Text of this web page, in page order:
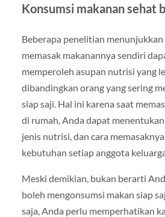
Konsumsi makanan sehat
Beberapa penelitian
memasak makanannya sendiri
memperoleh asupan nutrisi yang
dibandingkan orang yang sering
siap saji. Hal ini karena saat
di rumah, Anda dapat
jenis nutrisi, dan cara
kebutuhan setiap anggota
Meski demikian, bukan berarti
boleh mengonsumsi makan siap
saja, Anda perlu memperhatikan